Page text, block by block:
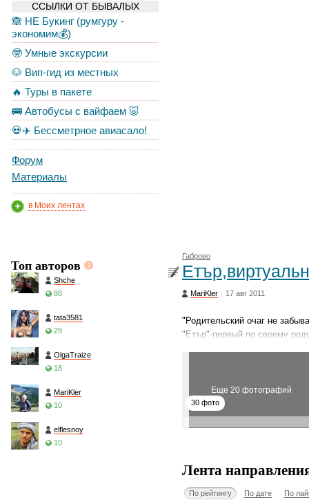
ССЫЛКИ ОТ БЫВАЛЫХ
🙈 НЕ Букинг (румгуру -
экономим💰)
🤓 Умные экскурсии
🐶 Вип-гид из местных
🔥 Туры в пакете
🚌 Автобусы с вайфаем 🐷
💀✈️ Бессметрное авиасало!
Форум
Материалы
в Моих лентах
Топ авторов
Shche
88
tata3581
29
OlgaTraize
18
MariKler
10
elflesnoy
10
Габрово
MariKler | 17 авг 2011
"Родительский очаг не
"Етър"-первый по своему
Еще 20 фотографий
30 фото
Лента
По рейтингу По дате По